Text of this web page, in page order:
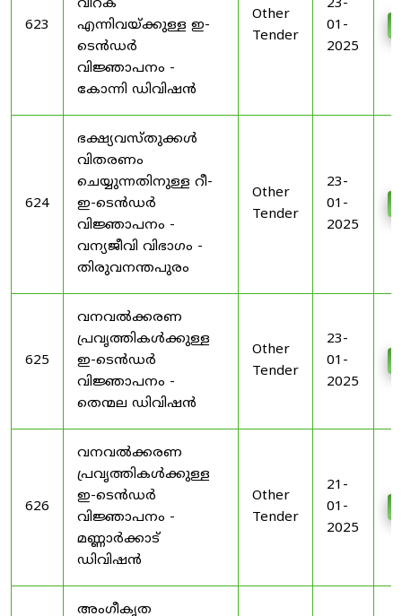
623
വിറക്
എന്നിവയ്ക്കുള്ള ഇ-
ടെൻഡർ
വിജ്ഞാപനം -
കോന്നി ഡിവിഷൻ
Other
Tender
23-
01-
2025
624
ഭക്ഷ്യവസ്തുക്കൾ
വിതരണം
ചെയ്യുന്നതിനുള്ള റീ-
ഇ-ടെൻഡർ
വിജ്ഞാപനം -
വന്യജീവി വിഭാഗം -
തിരുവനന്തപുരം
Other
Tender
23-
01-
2025
625
വനവൽക്കരണ
പ്രവൃത്തികൾക്കുള്ള
ഇ-ടെൻഡർ
വിജ്ഞാപനം -
തെന്മല ഡിവിഷൻ
Other
Tender
23-
01-
2025
626
വനവൽക്കരണ
പ്രവൃത്തികൾക്കുള്ള
ഇ-ടെൻഡർ
വിജ്ഞാപനം -
മണ്ണാർക്കാട്
ഡിവിഷൻ
Other
Tender
21-
01-
2025
അംഗീകൃത